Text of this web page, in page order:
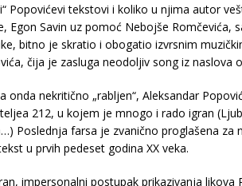
Popovićevi tekstovi i koliko u njima autor
Egon Savin uz pomoć Nebojše Romčevića,
bitno je skratio i obogatio izvrsnim
čija je zasluga neodoljiv song iz naslova
onda nekritično „rabljen“, Aleksandar
212, u kojem je mnogo i rado igran
Poslednja farsa je zvanično proglašena za
u prvih pedeset godina XX veka.
impersonalni postupak prikazivanja likova